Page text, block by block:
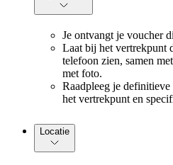
Je ontvangt je voucher
Laat bij het vertrekpunt
telefoon zien, samen
met foto.
Raadpleeg je
het vertrekpunt en
Locatie